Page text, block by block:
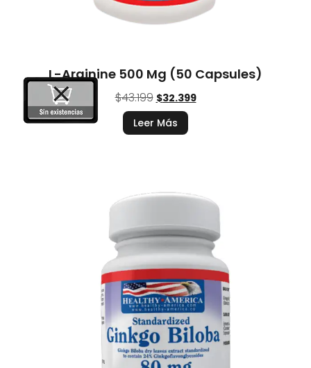
L-Arginine 500 Mg (50 Capsules)
$43.199 $32.399
Leer Más